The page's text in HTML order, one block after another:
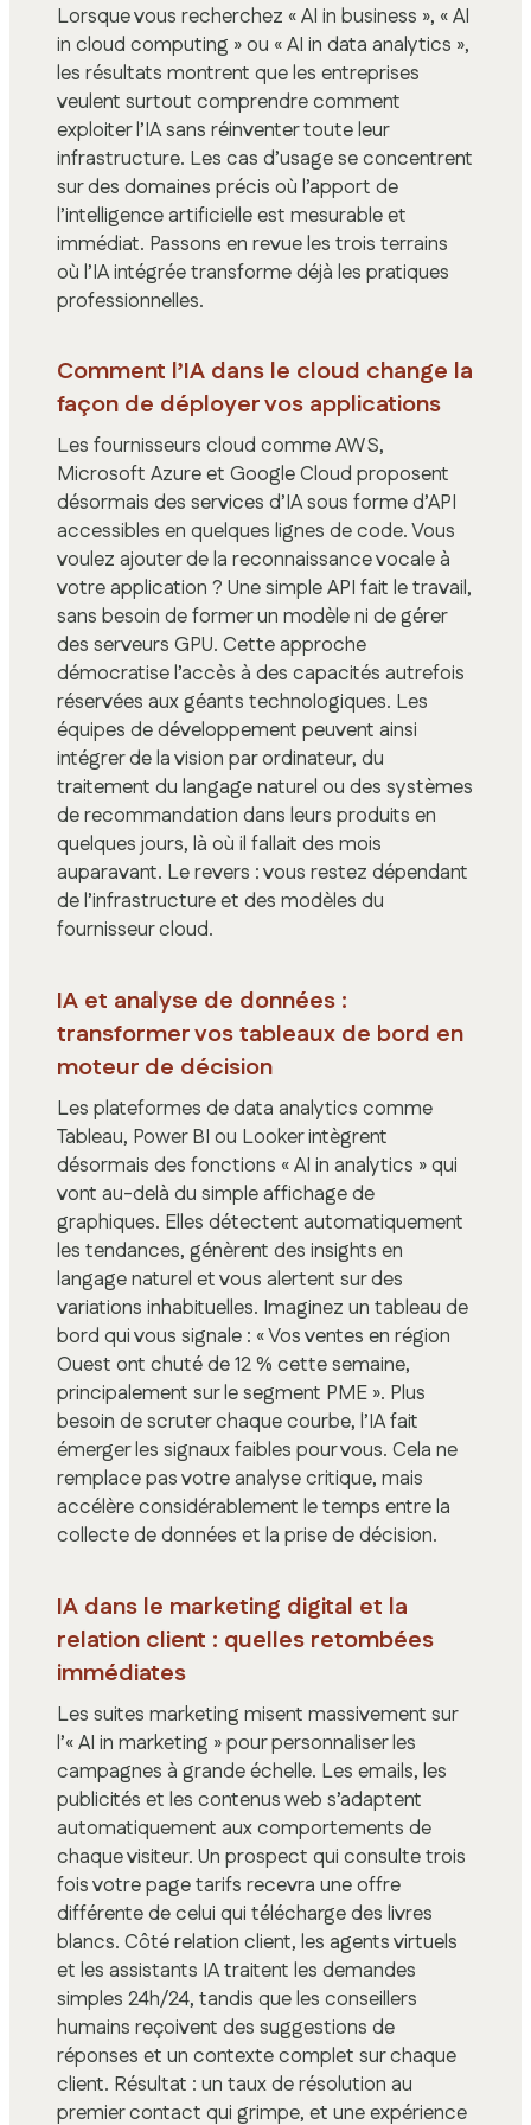
Lorsque vous recherchez « AI in business », « AI
in cloud computing » ou « AI in data analytics »,
les résultats montrent que les entreprises
veulent surtout comprendre comment
exploiter l’IA sans réinventer toute leur
infrastructure. Les cas d’usage se concentrent
sur des domaines précis où l’apport de
l’intelligence artificielle est mesurable et
immédiat. Passons en revue les trois terrains
où l’IA intégrée transforme déjà les pratiques
professionnelles.
Comment l’IA dans le cloud change la
façon de déployer vos applications
Les fournisseurs cloud comme AWS,
Microsoft Azure et Google Cloud proposent
désormais des services d’IA sous forme d’API
accessibles en quelques lignes de code. Vous
voulez ajouter de la reconnaissance vocale à
votre application ? Une simple API fait le travail,
sans besoin de former un modèle ni de gérer
des serveurs GPU. Cette approche
démocratise l’accès à des capacités autrefois
réservées aux géants technologiques. Les
équipes de développement peuvent ainsi
intégrer de la vision par ordinateur, du
traitement du langage naturel ou des systèmes
de recommandation dans leurs produits en
quelques jours, là où il fallait des mois
auparavant. Le revers : vous restez dépendant
de l’infrastructure et des modèles du
fournisseur cloud.
IA et analyse de données :
transformer vos tableaux de bord en
moteur de décision
Les plateformes de data analytics comme
Tableau, Power BI ou Looker intègrent
désormais des fonctions « AI in analytics » qui
vont au-delà du simple affichage de
graphiques. Elles détectent automatiquement
les tendances, génèrent des insights en
langage naturel et vous alertent sur des
variations inhabituelles. Imaginez un tableau de
bord qui vous signale : « Vos ventes en région
Ouest ont chuté de 12 % cette semaine,
principalement sur le segment PME ». Plus
besoin de scruter chaque courbe, l’IA fait
émerger les signaux faibles pour vous. Cela ne
remplace pas votre analyse critique, mais
accélère considérablement le temps entre la
collecte de données et la prise de décision.
IA dans le marketing digital et la
relation client : quelles retombées
immédiates
Les suites marketing misent massivement sur
l’« AI in marketing » pour personnaliser les
campagnes à grande échelle. Les emails, les
publicités et les contenus web s’adaptent
automatiquement aux comportements de
chaque visiteur. Un prospect qui consulte trois
fois votre page tarifs recevra une offre
différente de celui qui télécharge des livres
blancs. Côté relation client, les agents virtuels
et les assistants IA traitent les demandes
simples 24h/24, tandis que les conseillers
humains reçoivent des suggestions de
réponses et un contexte complet sur chaque
client. Résultat : un taux de résolution au
premier contact qui grimpe, et une expérience